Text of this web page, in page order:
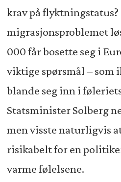
krav på flyktningstatus?
migrasjonsproblemet
000 får bosette seg i
viktige spørsmål – som
blande seg inn i
Statsminister Solberg
men visste naturligvis
risikabelt for en
varme følelsene.